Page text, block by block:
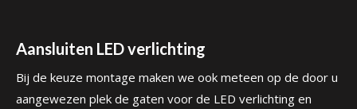
Aansluiten LED verlichting
Bij de keuze montage maken we ook meteen op de door u
aangewezen plek de gaten voor de LED verlichting en